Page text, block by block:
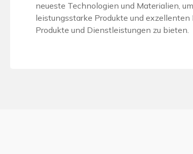
neueste Technologien und Materialien,
leistungsstarke Produkte und
Produkte und Dienstleistungen zu bieten.